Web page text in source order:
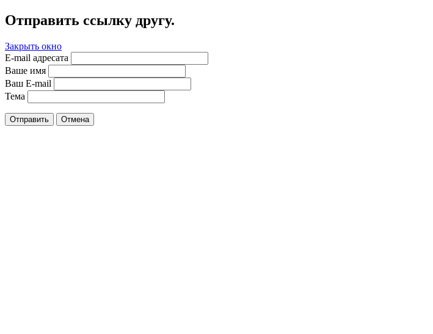
Отправить ссылку другу.
Закрыть окно
E-mail адресата
Ваше имя
Ваш E-mail
Тема
Отправить Отмена